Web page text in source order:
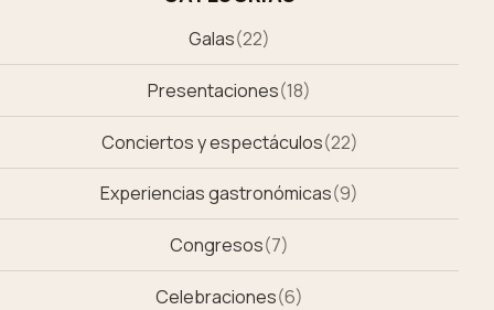
Galas(22)
Presentaciones(18)
Conciertos y espectáculos(22)
Experiencias gastronómicas(9)
Congresos(7)
Celebraciones(6)